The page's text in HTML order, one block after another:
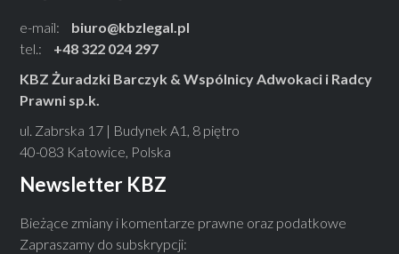
e-mail:
biuro@kbzlegal.pl
tel.:
+48 322 024 297
KBZ Żuradzki Barczyk & Wspólnicy Adwokaci i Radcy
Prawni sp.k.
ul. Zabrska 17 | Budynek A1, 8 piętro
40-083 Katowice, Polska
Newsletter KBZ
Bieżące zmiany i komentarze prawne oraz podatkowe
Zapraszamy do subskrypcji: